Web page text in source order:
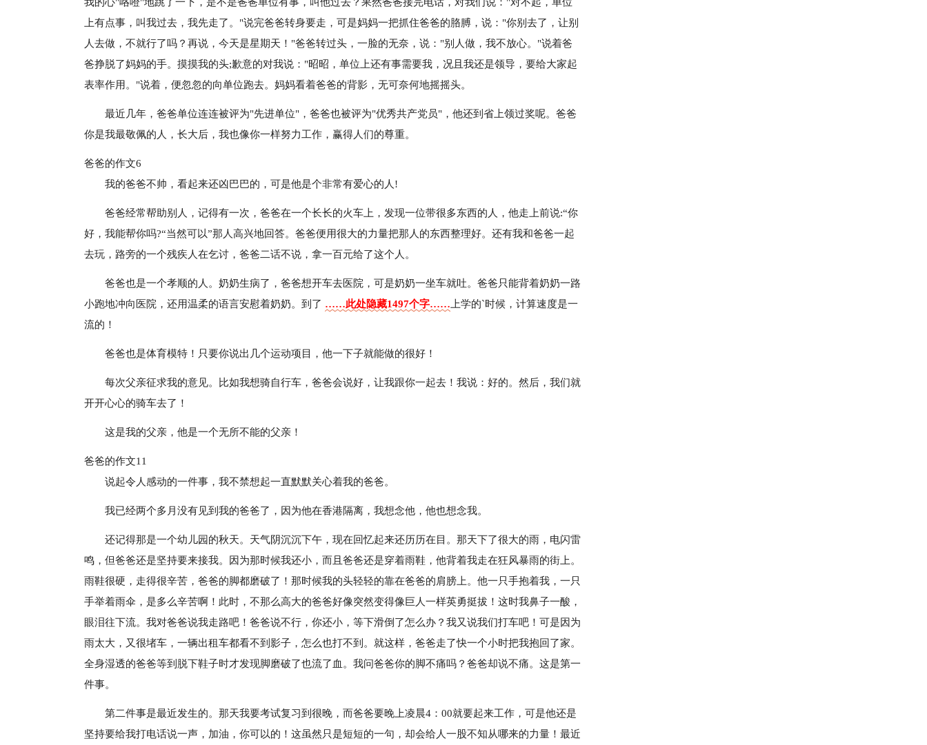
上有点事，叫我过去，我先走了。"说完爸爸转身要走，可是妈妈一把抓住爸爸的胳膊，说："你别去了，让别
人去做，不就行了吗？再说，今天是星期天！"爸爸转过头，一脸的无奈，说："别人做，我不放心。"说着爸
爸挣脱了妈妈的手。摸摸我的头;歉意的对我说："昭昭，单位上还有事需要我，况且我还是领导，要给大家起
表率作用。"说着，便忽忽的向单位跑去。妈妈看着爸爸的背影，无可奈何地摇摇头。
最近几年，爸爸单位连连被评为"先进单位"，爸爸也被评为"优秀共产党员"，他还到省上领过奖呢。爸爸
你是我最敬佩的人，长大后，我也像你一样努力工作，赢得人们的尊重。
爸爸的作文6
我的爸爸不帅，看起来还凶巴巴的，可是他是个非常有爱心的人!
爸爸经常帮助别人，记得有一次，爸爸在一个长长的火车上，发现一位带很多东西的人，他走上前说:“你
好，我能帮你吗?“当然可以”那人高兴地回答。爸爸便用很大的力量把那人的东西整理好。还有我和爸爸一起
去玩，路旁的一个残疾人在乞讨，爸爸二话不说，拿一百元给了这个人。
爸爸也是一个孝顺的人。奶奶生病了，爸爸想开车去医院，可是奶奶一坐车就吐。爸爸只能背着奶奶一路
小跑地冲向医院，还用温柔的语言安慰着奶奶。到了 ……此处隐藏1497个字…… 上学的`时候，计算速度是一
流的！
爸爸也是体育模特！只要你说出几个运动项目，他一下子就能做的很好！
每次父亲征求我的意见。比如我想骑自行车，爸爸会说好，让我跟你一起去！我说：好的。然后，我们就
开开心心的骑车去了！
这是我的父亲，他是一个无所不能的父亲！
爸爸的作文11
说起令人感动的一件事，我不禁想起一直默默关心着我的爸爸。
我已经两个多月没有见到我的爸爸了，因为他在香港隔离，我想念他，他也想念我。
还记得那是一个幼儿园的秋天。天气阴沉沉下午，现在回忆起来还历历在目。那天下了很大的雨，电闪雷
鸣，但爸爸还是坚持要来接我。因为那时候我还小，而且爸爸还是穿着雨鞋，他背着我走在狂风暴雨的街上。
雨鞋很硬，走得很辛苦，爸爸的脚都磨破了！那时候我的头轻轻的靠在爸爸的肩膀上。他一只手抱着我，一只
手举着雨伞，是多么辛苦啊！此时，不那么高大的爸爸好像突然变得像巨人一样英勇挺拔！这时我鼻子一酸，
眼泪往下流。我对爸爸说我走路吧！爸爸说不行，你还小，等下滑倒了怎么办？我又说我们打车吧！可是因为
雨太大，又很堵车，一辆出租车都看不到影子，怎么也打不到。就这样，爸爸走了快一个小时把我抱回了家。
全身湿透的爸爸等到脱下鞋子时才发现脚磨破了也流了血。我问爸爸你的脚不痛吗？爸爸却说不痛。这是第一
件事。
第二件事是最近发生的。那天我要考试复习到很晚，而爸爸要晚上凌晨4：00就要起来工作，可是他还是
坚持要给我打电话说一声，加油，你可以的！这虽然只是短短的一句，却会给人一股不知从哪来的力量！最近